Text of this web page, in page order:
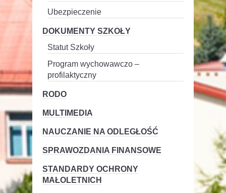
Ubezpieczenie
DOKUMENTY SZKOŁY
Statut Szkoły
Program wychowawczo –
profilaktyczny
RODO
MULTIMEDIA
NAUCZANIE NA ODLEGŁOŚĆ
SPRAWOZDANIA FINANSOWE
STANDARDY OCHRONY
MAŁOLETNICH